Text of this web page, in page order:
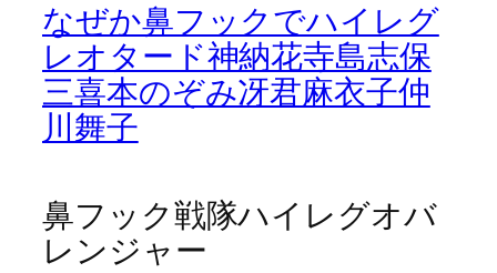
なぜか鼻フックでハイレグ
レオタード神納花寺島志保
三喜本のぞみ冴君麻衣子仲
川舞子
鼻フック戦隊ハイレグオバ
レンジャー